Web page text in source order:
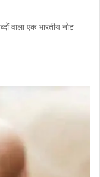
वाला एक भारतीय नोट